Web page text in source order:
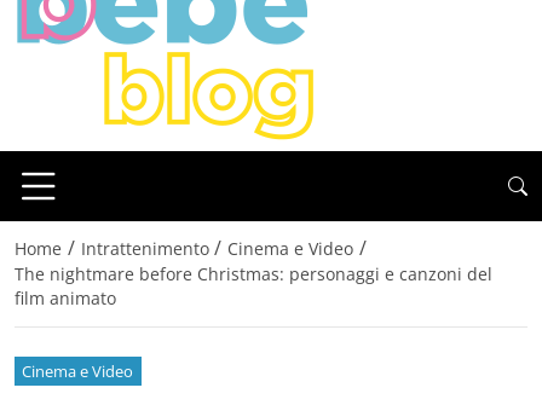
Home / Intrattenimento / Cinema e Video /
The nightmare before Christmas: personaggi e canzoni del
film animato
Cinema e Video